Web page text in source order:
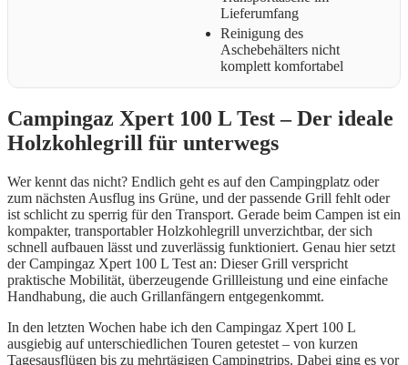
Lieferumfang
Reinigung des
Aschebehälters nicht
komplett komfortabel
Campingaz Xpert 100 L Test – Der ideale
Holzkohlegrill für unterwegs
Wer kennt das nicht? Endlich geht es auf den Campingplatz oder
zum nächsten Ausflug ins Grüne, und der passende Grill fehlt oder
ist schlicht zu sperrig für den Transport. Gerade beim Campen ist ein
kompakter, transportabler Holzkohlegrill unverzichtbar, der sich
schnell aufbauen lässt und zuverlässig funktioniert. Genau hier setzt
der Campingaz Xpert 100 L Test an: Dieser Grill verspricht
praktische Mobilität, überzeugende Grillleistung und eine einfache
Handhabung, die auch Grillanfängern entgegenkommt.
In den letzten Wochen habe ich den Campingaz Xpert 100 L
ausgiebig auf unterschiedlichen Touren getestet – von kurzen
Tagesausflügen bis zu mehrtägigen Campingtrips. Dabei ging es vor